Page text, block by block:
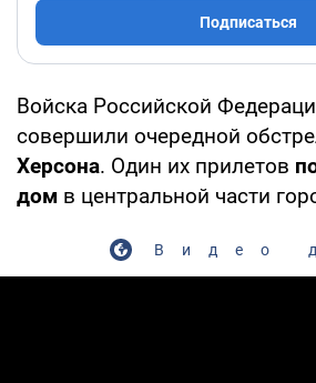
Подписаться
Войска Российской
совершили очередной
Херсона. Один их прилетов
дом в центральной части
Видео